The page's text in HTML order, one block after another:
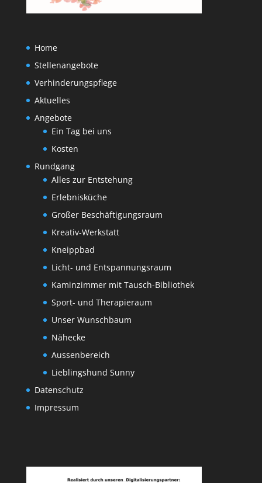
Home
Stellenangebote
Verhinderungspflege
Aktuelles
Angebote
Ein Tag bei uns
Kosten
Rundgang
Alles zur Entstehung
Erlebnisküche
Großer Beschäftigungsraum
Kreativ-Werkstatt
Kneippbad
Licht- und Entspannungsraum
Kaminzimmer mit Tausch-Bibliothek
Sport- und Therapieraum
Unser Wunschbaum
Nähecke
Aussenbereich
Lieblingshund Sunny
Datenschutz
Impressum